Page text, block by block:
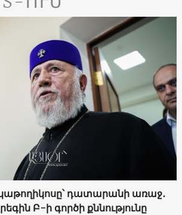
կաթողիկոսը՝ դատարանի առաջ․
Բ-ի գործի քննությունը